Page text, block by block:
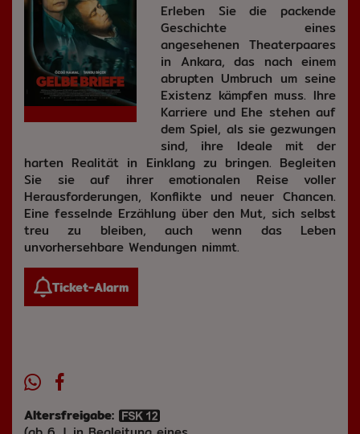
Erleben Sie die packende
Geschichte eines
angesehenen Theaterpaares
in Ankara, das nach einem
abrupten Umbruch um seine
Existenz kämpfen muss. Ihre
Karriere und Ehe stehen auf
dem Spiel, als sie gezwungen
sind, ihre Ideale mit der
harten Realität in Einklang zu bringen. Begleiten
Sie sie auf ihrer emotionalen Reise voller
Herausforderungen, Konflikte und neuer Chancen.
Eine fesselnde Erzählung über den Mut, sich selbst
treu zu bleiben, auch wenn das Leben
unvorhersehbare Wendungen nimmt.
Ticket-Alarm
Altersfreigabe: